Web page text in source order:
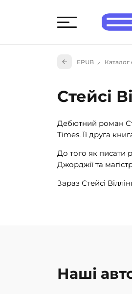
EPUB Каталог
Стейсі
Дебютний роман
Times. Її друга
До того як писати
Джорджії та
Зараз Стейсі
Наші